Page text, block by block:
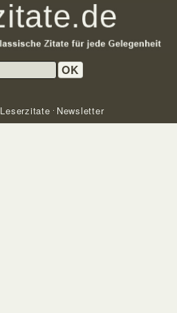
OK
Leserzitate Newsletter